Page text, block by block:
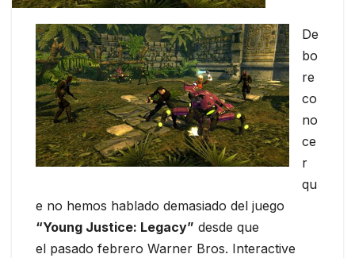
De
bo
re
co
no
ce
r
qu
e no hemos hablado demasiado del juego
“Young Justice: Legacy” desde que
el pasado febrero Warner Bros. Interactive